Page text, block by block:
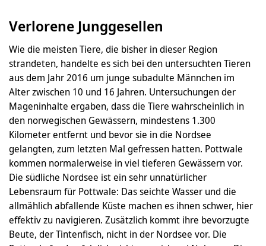
Verlorene Junggesellen
Wie die meisten Tiere, die bisher in dieser Region
strandeten, handelte es sich bei den untersuchten Tieren
aus dem Jahr 2016 um junge subadulte Männchen im
Alter zwischen 10 und 16 Jahren. Untersuchungen der
Mageninhalte ergaben, dass die Tiere wahrscheinlich in
den norwegischen Gewässern, mindestens 1.300
Kilometer entfernt und bevor sie in die Nordsee
gelangten, zum letzten Mal gefressen hatten. Pottwale
kommen normalerweise in viel tieferen Gewässern vor.
Die südliche Nordsee ist ein sehr unnatürlicher
Lebensraum für Pottwale: Das seichte Wasser und die
allmählich abfallende Küste machen es ihnen schwer, hier
effektiv zu navigieren. Zusätzlich kommt ihre bevorzugte
Beute, der Tintenfisch, nicht in der Nordsee vor. Die